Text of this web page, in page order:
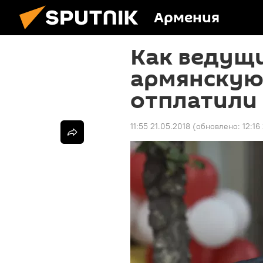
Армения
Как
11:55 21.05.2018 (обновлено: